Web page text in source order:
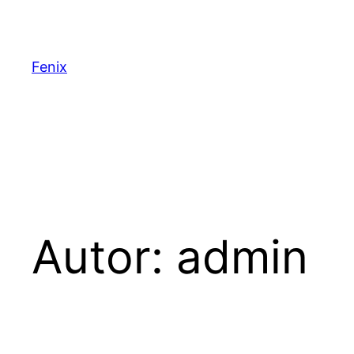
contenido
Fenix
Autor: admin